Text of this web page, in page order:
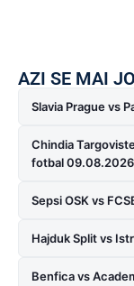
AZI SE MAI
Slavia Prague vs
Chindia
fotbal 09.08.2026
Sepsi OSK vs
Hajduk Split vs
Benfica vs